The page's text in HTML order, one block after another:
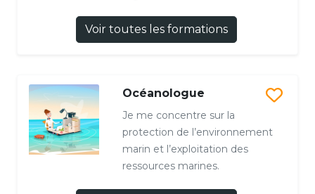
Voir toutes les formations
Océanologue
Je me concentre sur la
protection de l’environnement
marin et l’exploitation des
ressources marines.